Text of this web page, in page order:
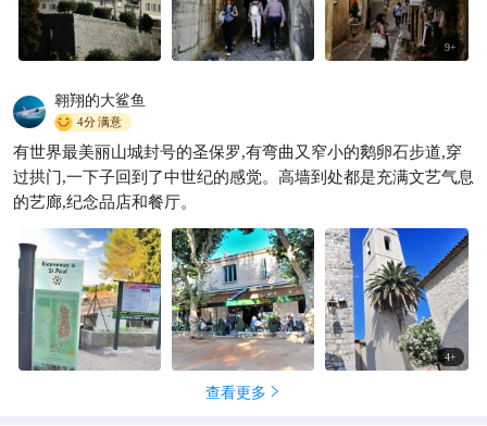
今，城内也能看到一些军事防御风格的建筑。
9+
翱翔的大鲨鱼
4分满意
有世界最美丽山城封号的圣保罗,有弯曲又窄小的鹅卵石步道,穿
过拱门,一下子回到了中世纪的感觉。高墙到处都是充满文艺气息
的艺廊,纪念品店和餐厅。
4+
查看更多 